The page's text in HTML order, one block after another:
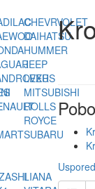
CHEVRVOLET
DAIHATSU
HUMMER
JEEP
LEXUS
MITSUBISHI
ROLLS
ROYCE
SUBARU
LIANA